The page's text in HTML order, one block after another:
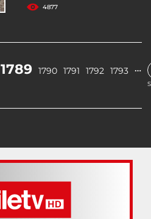
4877
1789 1790 1791 1792 1793 …